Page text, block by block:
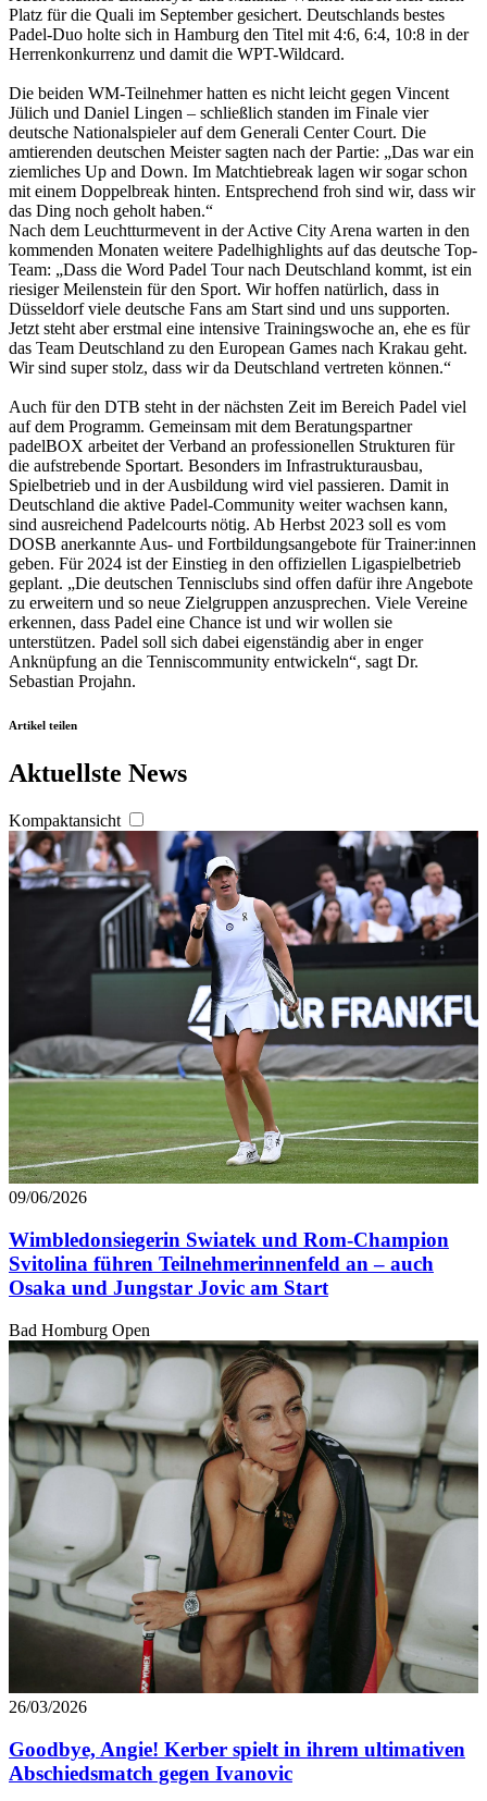
Wir verwenden Cookies, um Inhalte und Anzeigen zu
personalisieren, Funktionen für soziale Medien anbieten
analysieren. Außerdem geben wir Informationen zu Ihrer
Verwendung unserer Website an unsere Partner für
soziale Medien, Werbung und Analysen weiter. Unsere
Partner führen diese Informationen möglicherweise mit
weiteren Daten zusammen, die Sie ihnen bereitgestellt
haben oder die sie im Rahmen Ihrer Nutzung der Dienste
gesammelt haben. DieCookie-Einstellungenkönnen
jederzeit über den Link im Footer aufgerufen und
angepasst werden.
Platz für die Quali im September gesichert. Deutschlands bestes
Padel-Duo holte sich in Hamburg den Titel mit 4:6, 6:4, 10:8 in der
Herrenkonkurrenz und damit die WPT-Wildcard.
Die beiden WM-Teilnehmer hatten es nicht leicht gegen Vincent
Jülich und Daniel Lingen – schließlich standen im Finale vier
deutsche Nationalspieler auf dem Generali Center Court. Die
amtierenden deutschen Meister sagten nach der Partie: „Das war ein
ziemliches Up and Down. Im Matchtiebreak lagen wir sogar schon
mit einem Doppelbreak hinten. Entsprechend froh sind wir, dass wir
das Ding noch geholt haben.“
Nach dem Leuchtturmevent in der Active City Arena warten in den
kommenden Monaten weitere Padelhighlights auf das deutsche Top-
Team: „Dass die Word Padel Tour nach Deutschland kommt, ist ein
riesiger Meilenstein für den Sport. Wir hoffen natürlich, dass in
Düsseldorf viele deutsche Fans am Start sind und uns supporten.
Jetzt steht aber erstmal eine intensive Trainingswoche an, ehe es für
das Team Deutschland zu den European Games nach Krakau geht.
Wir sind super stolz, dass wir da Deutschland vertreten können.“
Auch für den DTB steht in der nächsten Zeit im Bereich Padel viel
auf dem Programm. Gemeinsam mit dem Beratungspartner
padelBOX arbeitet der Verband an professionellen Strukturen für
die aufstrebende Sportart. Besonders im Infrastrukturausbau,
Spielbetrieb und in der Ausbildung wird viel passieren. Damit in
Deutschland die aktive Padel-Community weiter wachsen kann,
sind ausreichend Padelcourts nötig. Ab Herbst 2023 soll es vom
DOSB anerkannte Aus- und Fortbildungsangebote für Trainer:innen
geben. Für 2024 ist der Einstieg in den offiziellen Ligaspielbetrieb
geplant. „Die deutschen Tennisclubs sind offen dafür ihre Angebote
zu erweitern und so neue Zielgruppen anzusprechen. Viele Vereine
erkennen, dass Padel eine Chance ist und wir wollen sie
unterstützen. Padel soll sich dabei eigenständig aber in enger
Anknüpfung an die Tenniscommunity entwickeln“, sagt Dr.
Sebastian Projahn.
Artikel teilen
Aktuellste News
Kompaktansicht
09/06/2026
Wimbledonsiegerin Swiatek und Rom-Champion
Svitolina führen Teilnehmerinnenfeld an – auch
Osaka und Jungstar Jovic am Start
Bad Homburg Open
26/03/2026
Goodbye, Angie! Kerber spielt in ihrem ultimativen
Abschiedsmatch gegen Ivanovic